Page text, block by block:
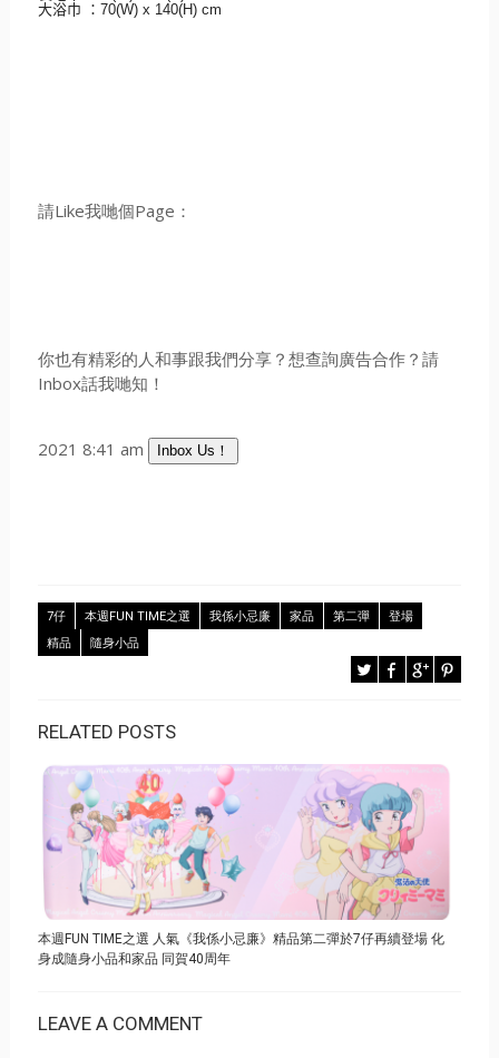
大浴巾 ： 70(W) x 140(H) cm
請Like我哋個Page：
你也有精彩的人和事跟我們分享？想查詢廣告合作？請
Inbox話我哋知！
2021 8:41 am Inbox Us！
7仔 本週FUN TIME之選 我係小忌廉 家品 第二彈
登場
精品
隨身小品
RELATED POSTS
本週FUN TIME之選 人氣《我係小忌廉》精品第二彈於7仔再續登場 化
身成隨身小品和家品 同賀40周年
LEAVE A COMMENT